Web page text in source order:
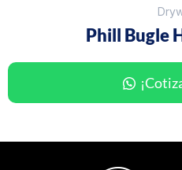
Phill Bugle